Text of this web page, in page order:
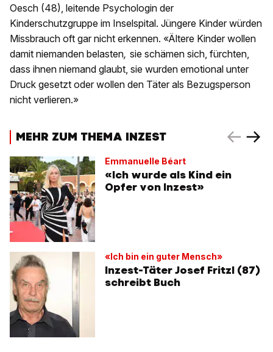
Oesch (48), leitende Psychologin der
Kinderschutzgruppe im Inselspital. Jüngere Kinder würden
Missbrauch oft gar nicht erkennen. «Ältere Kinder wollen
damit niemanden belasten, sie schämen sich, fürchten,
dass ihnen niemand glaubt, sie wurden emotional unter
Druck gesetzt oder wollen den Täter als Bezugsperson
nicht verlieren.»
MEHR ZUM THEMA INZEST
Emmanuelle Béart
«Ich wurde als Kind ein
Opfer von Inzest»
«Ich bin ein guter Mensch»
Inzest-Täter Josef Fritzl (87)
schreibt Buch